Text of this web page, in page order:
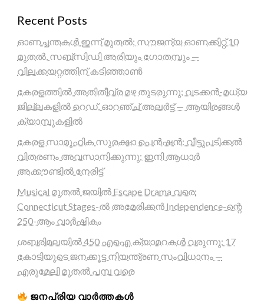
Recent Posts
ഓണച്ചന്തകൾ ഇന്ന് മുതൽ; സൗജന്യ ഓണക്കിറ്റ് 10
മുതൽ, സബ്സിഡി അരിയും ഗോതമ്പും —
വിലക്കയറ്റത്തിന് കടിഞ്ഞാൺ
കേരളത്തിൽ അതിതീവ്ര മഴ തുടരുന്നു; വടക്കൻ-മധ്യ
ജില്ലകളിൽ റെഡ്, ഓറഞ്ച് അലർട്ട് — ആയിരങ്ങൾ
ക്യാമ്പുകളിൽ
കേരള സാമൂഹിക സുരക്ഷാ പെൻഷൻ: വീട്ടുപടിക്കൽ
വിതരണം അവസാനിക്കുന്നു; ഇനി ആധാർ
അക്കൗണ്ടിൽ നേരിട്ട്
Musical മുതൽ ജയിൽ Escape Drama വരെ:
Connecticut Stages-ൽ അമേരിക്കൻ Independence-ന്റെ
250-ആം വാർഷികം
ശബരിമലയിൽ 450 എഐ ക്യാമറകൾ വരുന്നു; 17
കോടിയുടെ ജനക്കൂട്ട നിയന്ത്രണ സംവിധാനം —
എരുമേലി മുതൽ പമ്പ വരെ
ജനപ്രിയ വാർത്തകൾ